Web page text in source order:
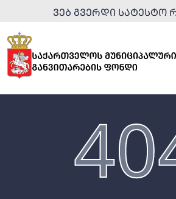
ᲕᲔᲑ ᲒᲕᲔᲠᲓᲘ ᲡᲐᲢᲔᲡᲢᲝ